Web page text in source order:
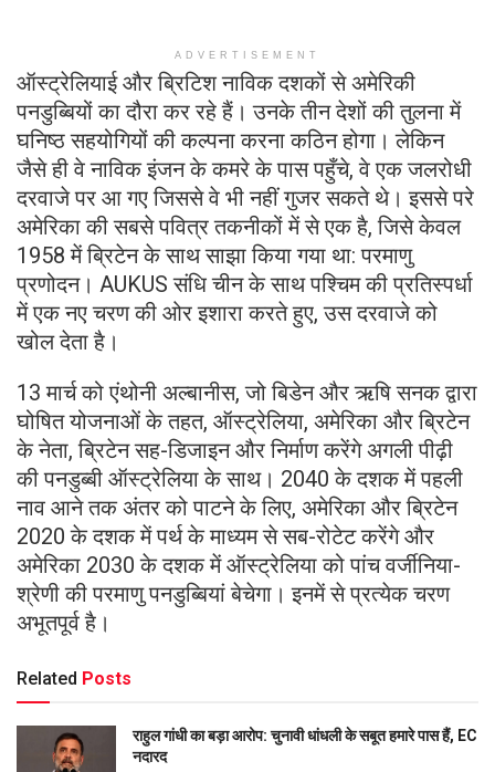
ADVERTISEMENT
ऑस्ट्रेलियाई और ब्रिटिश नाविक दशकों से अमेरिकी
पनडुब्बियों का दौरा कर रहे हैं। उनके तीन देशों की तुलना में
घनिष्ठ सहयोगियों की कल्पना करना कठिन होगा। लेकिन
जैसे ही वे नाविक इंजन के कमरे के पास पहुँचे, वे एक जलरोधी
दरवाजे पर आ गए जिससे वे भी नहीं गुजर सकते थे। इससे परे
अमेरिका की सबसे पवित्र तकनीकों में से एक है, जिसे केवल
1958 में ब्रिटेन के साथ साझा किया गया था: परमाणु
प्रणोदन। AUKUS संधि चीन के साथ पश्चिम की प्रतिस्पर्धा
में एक नए चरण की ओर इशारा करते हुए, उस दरवाजे को
खोल देता है।
13 मार्च को एंथोनी अल्बानीस, जो बिडेन और ऋषि सनक द्वारा
घोषित योजनाओं के तहत, ऑस्ट्रेलिया, अमेरिका और ब्रिटेन
के नेता, ब्रिटेन सह-डिजाइन और निर्माण करेंगे अगली पीढ़ी
की पनडुब्बी ऑस्ट्रेलिया के साथ। 2040 के दशक में पहली
नाव आने तक अंतर को पाटने के लिए, अमेरिका और ब्रिटेन
2020 के दशक में पर्थ के माध्यम से सब-रोटेट करेंगे और
अमेरिका 2030 के दशक में ऑस्ट्रेलिया को पांच वर्जीनिया-
श्रेणी की परमाणु पनडुब्बियां बेचेगा। इनमें से प्रत्येक चरण
अभूतपूर्व है।
Related Posts
राहुल गांधी का बड़ा आरोप: चुनावी धांधली के सबूत हमारे पास हैं, EC
नदारद